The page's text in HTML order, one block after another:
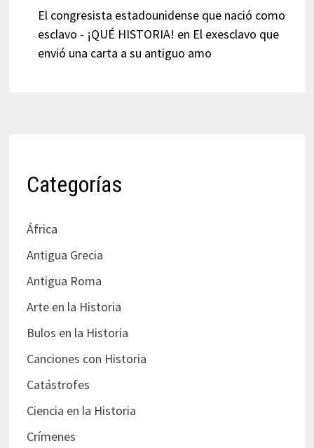
El congresista estadounidense que nació como
esclavo - ¡QUÉ HISTORIA! en El exesclavo que
envió una carta a su antiguo amo
Categorías
África
Antigua Grecia
Antigua Roma
Arte en la Historia
Bulos en la Historia
Canciones con Historia
Catástrofes
Ciencia en la Historia
Crímenes